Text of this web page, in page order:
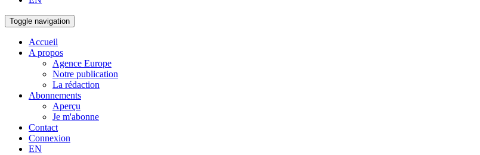
Toggle navigation
Accueil
A propos
Agence Europe
Notre publication
La rédaction
Abonnements
Aperçu
Je m'abonne
Contact
Connexion
EN